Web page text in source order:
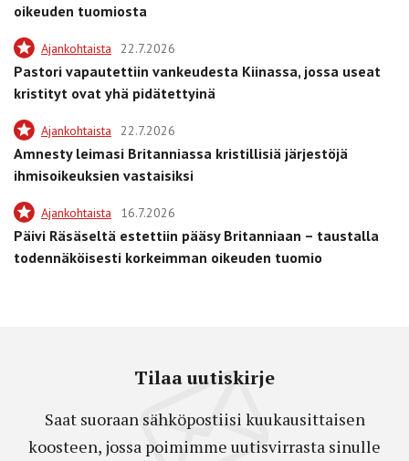
oikeuden tuomiosta
Ajankohtaista 22.7.2026
Pastori vapautettiin vankeudesta Kiinassa, jossa useat
kristityt ovat yhä pidätettyinä
Ajankohtaista 22.7.2026
Amnesty leimasi Britanniassa kristillisiä järjestöjä
ihmisoikeuksien vastaisiksi
Ajankohtaista 16.7.2026
Päivi Räsäseltä estettiin pääsy Britanniaan – taustalla
todennäköisesti korkeimman oikeuden tuomio
Tilaa uutiskirje
Saat suoraan sähköpostiisi kuukausittaisen
koosteen, jossa poimimme uutisvirrasta sinulle